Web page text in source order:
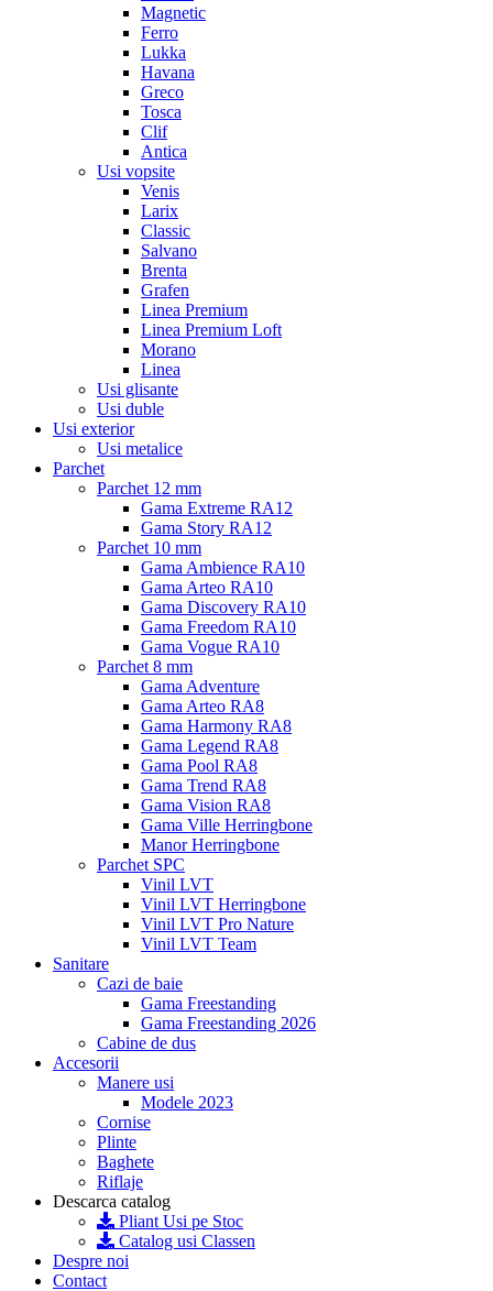
Magnetic
Ferro
Lukka
Havana
Greco
Tosca
Clif
Antica
Usi vopsite
Venis
Larix
Classic
Salvano
Brenta
Grafen
Linea Premium
Linea Premium Loft
Morano
Linea
Usi glisante
Usi duble
Usi exterior
Usi metalice
Parchet
Parchet 12 mm
Gama Extreme RA12
Gama Story RA12
Parchet 10 mm
Gama Ambience RA10
Gama Arteo RA10
Gama Discovery RA10
Gama Freedom RA10
Gama Vogue RA10
Parchet 8 mm
Gama Adventure
Gama Arteo RA8
Gama Harmony RA8
Gama Legend RA8
Gama Pool RA8
Gama Trend RA8
Gama Vision RA8
Gama Ville Herringbone
Manor Herringbone
Parchet SPC
Vinil LVT
Vinil LVT Herringbone
Vinil LVT Pro Nature
Vinil LVT Team
Sanitare
Cazi de baie
Gama Freestanding
Gama Freestanding 2026
Cabine de dus
Accesorii
Manere usi
Modele 2023
Cornise
Plinte
Baghete
Riflaje
Descarca catalog
Pliant Usi pe Stoc
Catalog usi Classen
Despre noi
Contact